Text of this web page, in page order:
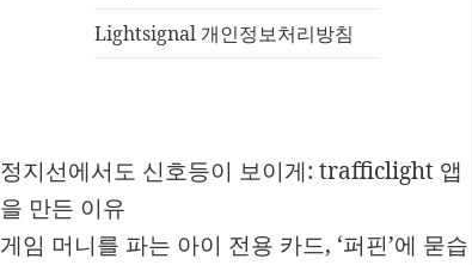
Lightsignal 개인정보처리방침
정지선에서도 신호등이 보이게: trafficlight 앱
을 만든 이유
게임 머니를 파는 아이 전용 카드, ‘퍼핀’에 묻습